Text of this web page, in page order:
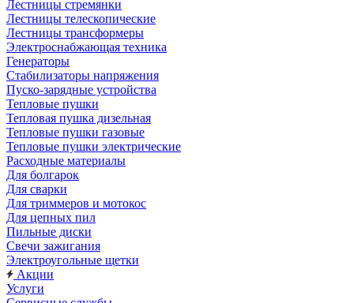
Лестницы стремянки
Лестницы телескопические
Лестницы трансформеры
Электроснабжающая техника
Генераторы
Стабилизаторы напряжения
Пуско-зарядные устройства
Тепловые пушки
Тепловая пушка дизельная
Тепловые пушки газовые
Тепловые пушки электрические
Расходные материалы
Для болгарок
Для сварки
Для триммеров и мотокос
Для цепных пил
Пильные диски
Свечи зажигания
Электроугольные щетки
Акции
Услуги